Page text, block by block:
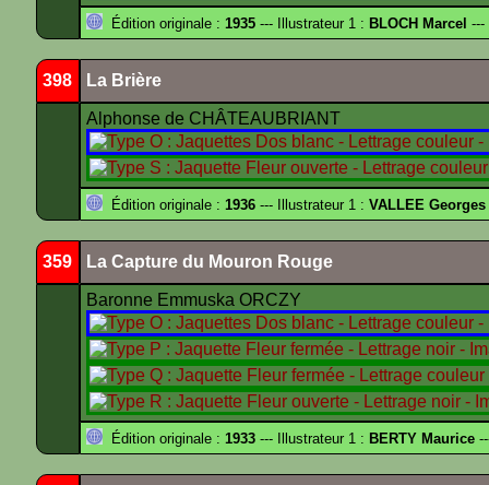
Édition originale : 1935 --- Illustrateur 1 : BLOCH Marcel ---
398 La Brière
Alphonse de CHÂTEAUBRIANT
Édition originale : 1936 --- Illustrateur 1 : VALLEE Georges
359 La Capture du Mouron Rouge
Baronne Emmuska ORCZY
Édition originale : 1933 --- Illustrateur 1 : BERTY Maurice